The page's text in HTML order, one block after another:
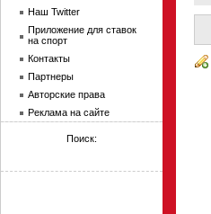
Наш Twitter
Приложение для ставок
на спорт
Контакты
Партнеры
Авторские права
Реклама на сайте
Поиск: